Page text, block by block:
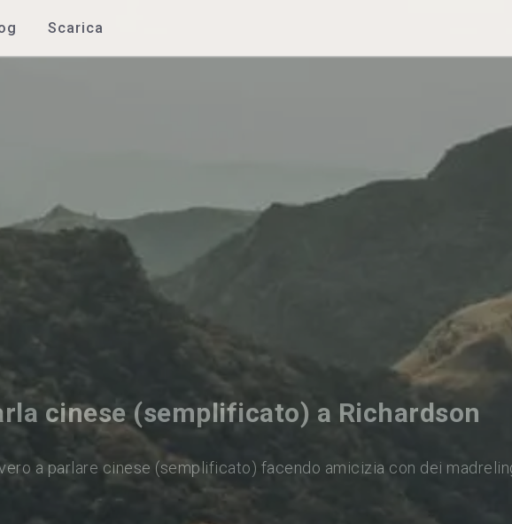
Scarica
cinese (semplificato) a Richardson
a parlare cinese (semplificato) facendo amicizia con dei